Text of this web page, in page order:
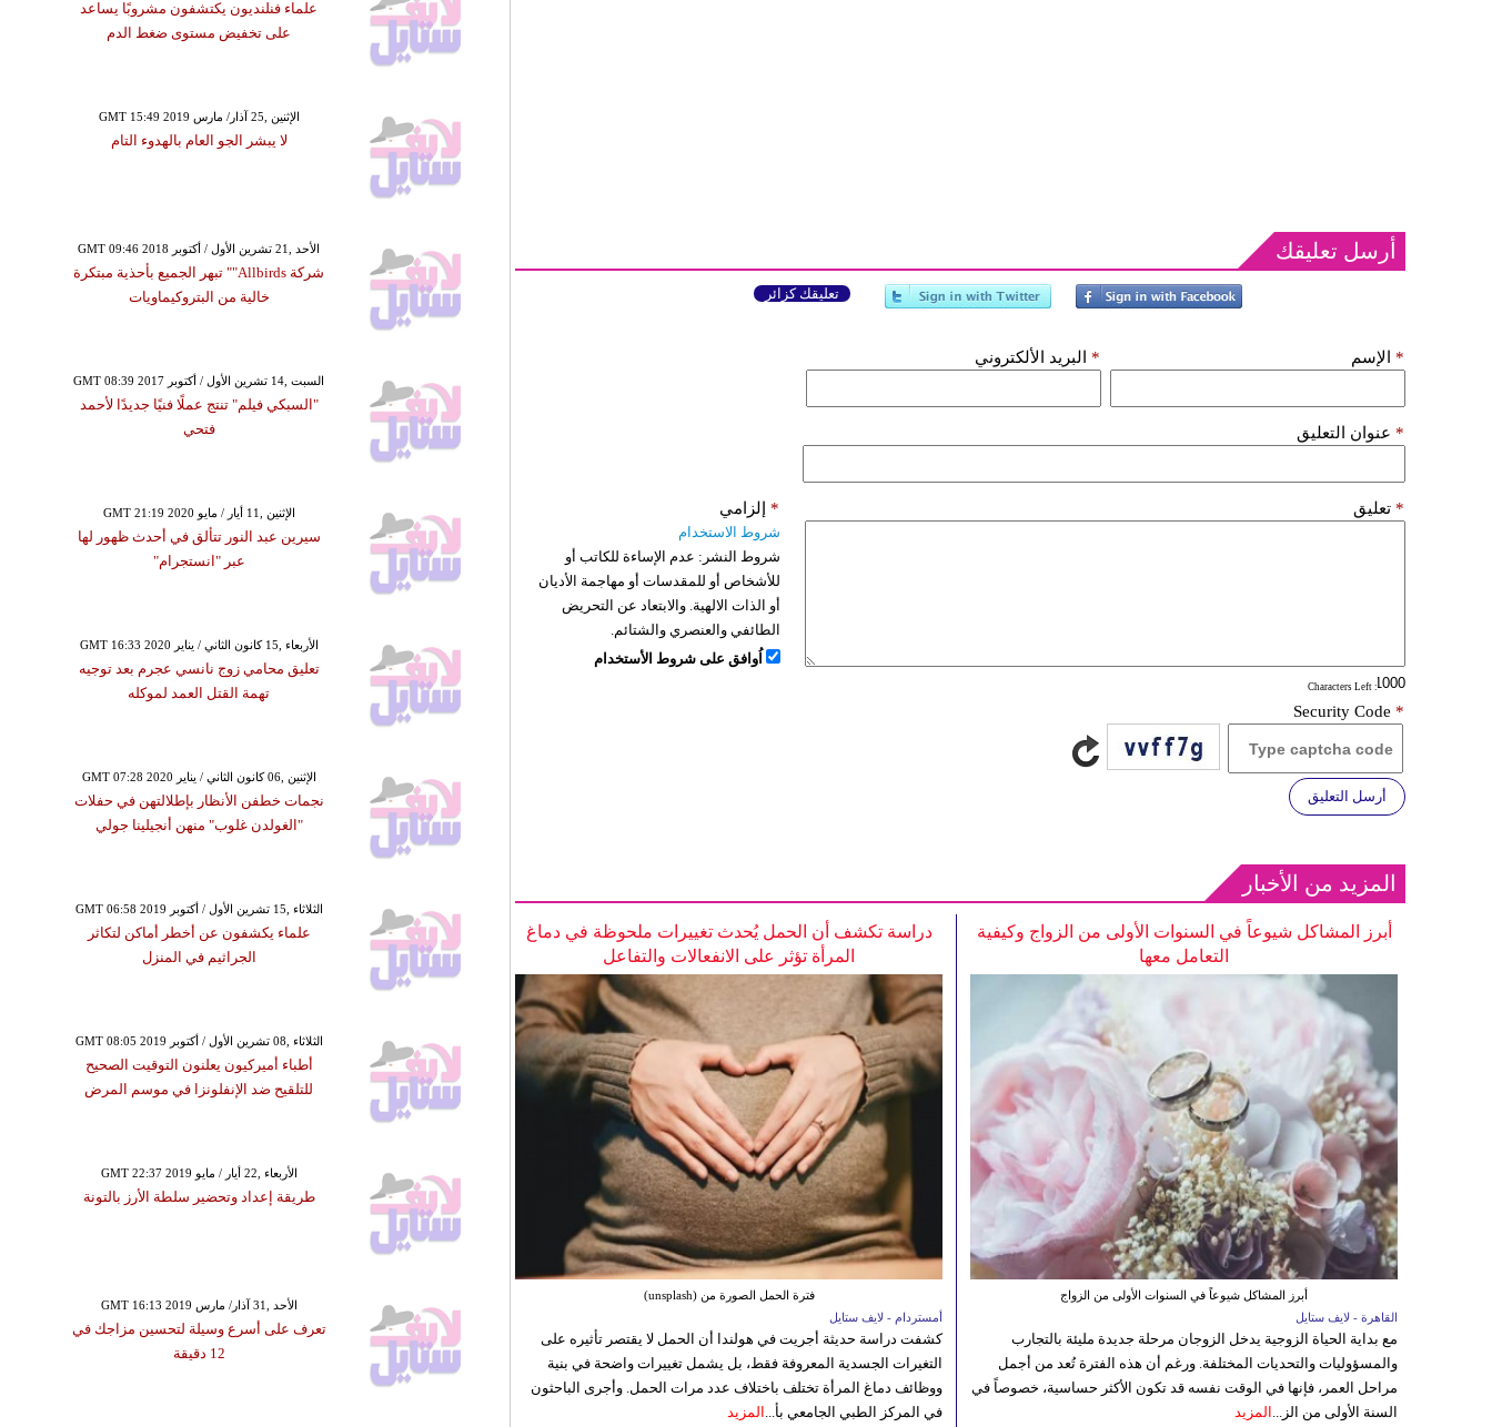
أرسل تعليقك
تعليقك كزائر
الإسم * البريد الألكتروني *
عنوان التعليق *
تعليق *
: Characters Left
إلزامي *
شروط الاستخدام
شروط النشر: عدم الإساءة للكاتب أو
للأشخاص أو للمقدسات أو مهاجمة الأديان
أو الذات الالهية. والابتعاد عن التحريض
الطائفي والعنصري والشتائم.
اُوافق على شروط الأستخدام
Security Code *
أرسل التعليق
المزيد من الأخبار
دراسة تكشف أن الحمل يُحدث تغييرات ملحوظة في دماغ
المرأة تؤثر على الانفعالات والتفاعل
فترة الحمل الصورة من (unsplash)
أمستردام - لايف ستايل
كشفت دراسة حديثة أجريت في هولندا أن الحمل لا يقتصر تأثيره على
التغيرات الجسدية المعروفة فقط، بل يشمل تغييرات واضحة في بنية
ووظائف دماغ المرأة تختلف باختلاف عدد مرات الحمل. وأجرى الباحثون
في المركز الطبي الجامعي بأ... المزيد
أبرز المشاكل شيوعاً في السنوات الأولى من الزواج وكيفية
التعامل معها
أبرز المشاكل شيوعاً في السنوات الأولى من الزواج
القاهرة - لايف ستايل
مع بداية الحياة الزوجية يدخل الزوجان مرحلة جديدة مليئة بالتجارب
والمسؤوليات والتحديات المختلفة. ورغم أن هذه الفترة تُعد من أجمل
مراحل العمر، فإنها في الوقت نفسه قد تكون الأكثر حساسية، خصوصاً في
السنة الأولى من الز... المزيد
علماء فنلنديون يكتشفون مشروبًا يساعد
على تخفيض مستوى ضغط الدم
GMT 15:49 2019 الإثنين ,25 آذار/ مارس
لا يبشر الجو العام بالهدوء التام
GMT 09:46 2018 الأحد ,21 تشرين الأول / أكتوبر
شركة Allbirds"" تبهر الجميع بأحذية مبتكرة
خالية من البتروكيماويات
GMT 08:39 2017 السبت ,14 تشرين الأول / أكتوبر
"السبكي فيلم" تنتج عملًا فنيًا جديدًا لأحمد
فتحي
GMT 21:19 2020 الإثنين ,11 أيار / مايو
سيرين عبد النور تتألق في أحدث ظهور لها
عبر "انستجرام"
GMT 16:33 2020 الأربعاء ,15 كانون الثاني / يناير
تعليق محامي زوج نانسي عجرم بعد توجيه
تهمة القتل العمد لموكله
GMT 07:28 2020 الإثنين ,06 كانون الثاني / يناير
نجمات خطفن الأنظار بإطلالتهن في حفلات
"الغولدن غلوب" منهن أنجيلينا جولي
GMT 06:58 2019 الثلاثاء ,15 تشرين الأول / أكتوبر
علماء يكشفون عن أخطر أماكن لتكاثر
الجراثيم في المنزل
GMT 08:05 2019 الثلاثاء ,08 تشرين الأول / أكتوبر
أطباء أميركيون يعلنون التوقيت الصحيح
للتلقيح ضد الإنفلونزا في موسم المرض
GMT 22:37 2019 الأربعاء ,22 أيار / مايو
طريقة إعداد وتحضير سلطة الأرز بالتونة
GMT 16:13 2019 الأحد ,31 آذار/ مارس
تعرف على أسرع وسيلة لتحسين مزاجك في
12 دقيقة